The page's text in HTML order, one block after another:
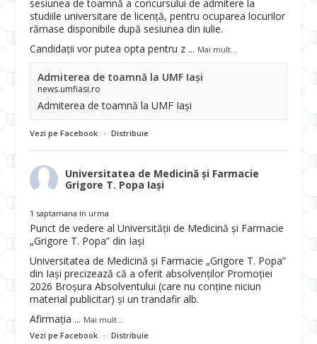
sesiunea de toamnă a concursului de admitere la
studiile universitare de licență, pentru ocuparea locurilor
rămase disponibile după sesiunea din iulie.
Candidații vor putea opta pentru z ... Mai mult...
Admiterea de toamnă la UMF Iași
news.umfiasi.ro
Admiterea de toamnă la UMF Iași
Vezi pe Facebook · Distribuie
Universitatea de Medicină și Farmacie
Grigore T. Popa Iași
1 saptamana in urma
Punct de vedere al Universității de Medicină și Farmacie
„Grigore T. Popa” din Iași
Universitatea de Medicină și Farmacie „Grigore T. Popa”
din Iași precizează că a oferit absolvenților Promoției
2026 Broșura Absolventului (care nu conține niciun
material publicitar) și un trandafir alb.
Afirmația ... Mai mult...
Vezi pe Facebook · Distribuie